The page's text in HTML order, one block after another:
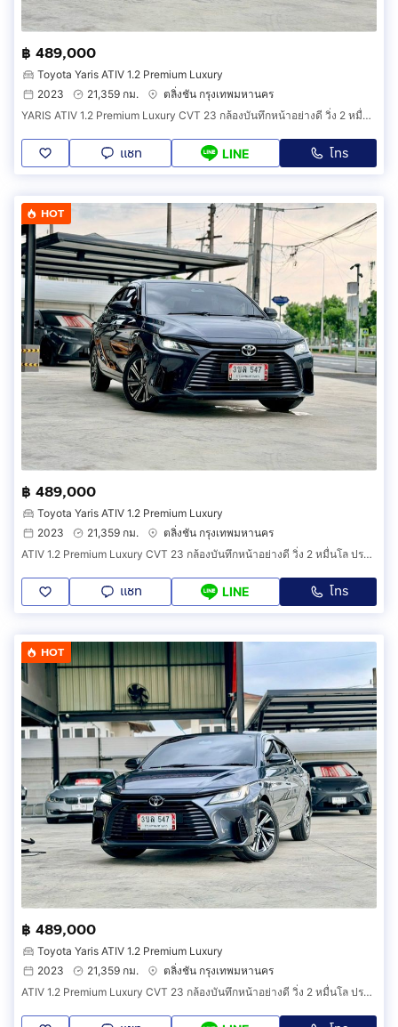
฿ 489,000
Toyota Yaris ATIV 1.2 Premium Luxury
2023
21,359 กม.
ตลิ่งชัน กรุงเทพมหานคร
YARIS ATIV 1.2 Premium Luxury CVT 23 กล้องบันทึกหน้าอย่างดี วิ่ง 2 หมื่นโล ประวัติโตต้า มือเดียว ทุกอย่างครบ เล่มพร้อมโอน ภาษี 70 ยางใหม่
แชท LINE โทร
HOT
฿ 489,000
Toyota Yaris ATIV 1.2 Premium Luxury
2023
21,359 กม.
ตลิ่งชัน กรุงเทพมหานคร
ATIV 1.2 Premium Luxury CVT 23 กล้องบันทึกหน้าอย่างดี วิ่ง 2 หมื่นโล ประวัติโตต้า มือเดียว ทุกอย่างครบ เล่มพร้อมโอน ภาษี 70 ยางใหม่
แชท LINE โทร
HOT
฿ 489,000
Toyota Yaris ATIV 1.2 Premium Luxury
2023
21,359 กม.
ตลิ่งชัน กรุงเทพมหานคร
ATIV 1.2 Premium Luxury CVT 23 กล้องบันทึกหน้าอย่างดี วิ่ง 2 หมื่นโล ประวัติโตต้า มือเดียว ทุกอย่างครบ เล่มพร้อมโอน ภาษี 70 ยางใหม่